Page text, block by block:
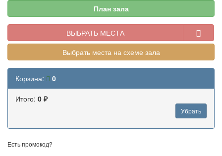
План зала
ВЫБРАТЬ МЕСТА
Выбрать места на схеме зала
Корзина: 0
Итого: 0 ₽
Убрать
Есть промокод?